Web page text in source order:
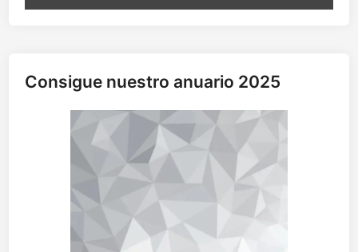
L
Consigue nuestro anuario 2025